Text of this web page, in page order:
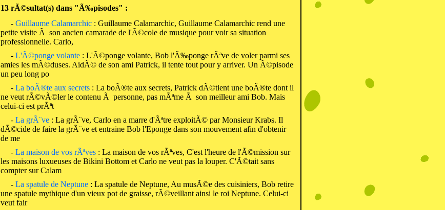
13 rÃ©sultat(s) dans "Ã‰pisodes" :
- Guillaume Calamarchic: Guillaume Calamarchic, Guillaume Calamarchic rend une
petite visite Ã son ancien camarade de l'Ã©cole de musique pour voir sa situation
professionnelle. Carlo,
- L'Ã©ponge volante: L'Ã©ponge volante, Bob l'Ã‰ponge rÃªve de voler parmi ses
amies les mÃ©duses. AidÃ© de son ami Patrick, il tente tout pour y arriver. Un Ã©pisode
un peu long po
- La boÃ®te aux secrets: La boÃ®te aux secrets, Patrick dÃ©tient une boÃ®te dont il
ne veut rÃ©vÃ©ler le contenu Ã personne, pas mÃªme Ã son meilleur ami Bob. Mais
celui-ci est prÃªt
- La grÃ¨ve: La grÃ¨ve, Carlo en a marre d'Ãªtre exploitÃ© par Monsieur Krabs. Il
dÃ©cide de faire la grÃ¨ve et entraine Bob l'Eponge dans son mouvement afin d'obtenir
de me
- La maison de vos rÃªves: La maison de vos rÃªves, C'est l'heure de l'Ã©mission sur
les maisons luxueuses de Bikini Bottom et Carlo ne veut pas la louper. C'Ã©tait sans
compter sur Calam
- La spatule de Neptune: La spatule de Neptune, Au musÃ©e des cuisiniers, Bob retire
une spatule mythique d'un vieux pot de graisse, rÃ©veillant ainsi le roi Neptune. Celui-ci
veut fair